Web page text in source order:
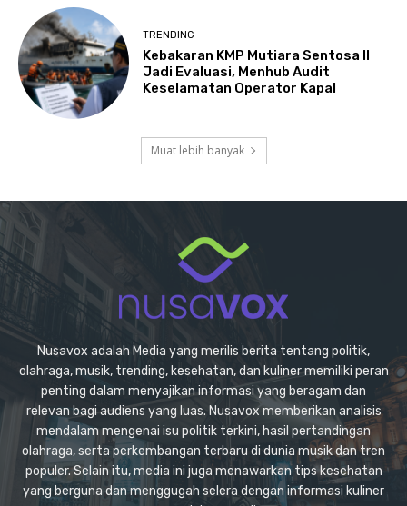
TRENDING
Kebakaran KMP Mutiara Sentosa II
Jadi Evaluasi, Menhub Audit
Keselamatan Operator Kapal
Muat lebih banyak
Nusavox adalah Media yang merilis berita tentang politik,
olahraga, musik, trending, kesehatan, dan kuliner memiliki peran
penting dalam menyajikan informasi yang beragam dan
relevan bagi audiens yang luas. Nusavox memberikan analisis
mendalam mengenai isu politik terkini, hasil pertandingan
olahraga, serta perkembangan terbaru di dunia musik dan tren
populer. Selain itu, media ini juga menawarkan tips kesehatan
yang berguna dan menggugah selera dengan informasi kuliner